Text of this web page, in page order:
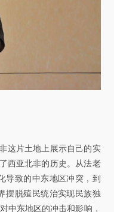
这片土地上展示自己的实
西亚北非的历史。从法老
导致的中东地区冲突，到
摆脱殖民统治实现民族独
中东地区的冲击和影响，